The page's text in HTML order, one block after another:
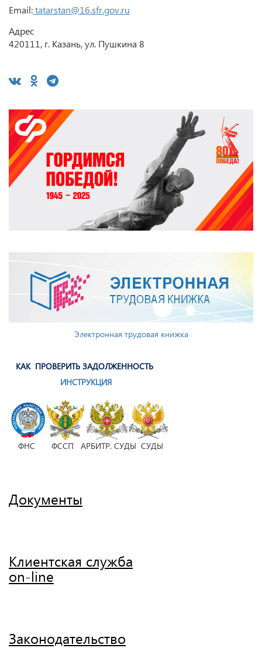
Email:tatarstan@16.sfr.gov.ru
Адрес
420111, г. Казань, ул. Пушкина 8
Электронная трудовая книжка
КАК ПРОВЕРИТЬ ЗАДОЛЖЕННОСТЬ
ИНСТРУКЦИЯ
ФНС ФССП АРБИТР. СУДЫ СУДЫ
Документы
Клиентская служба
on-line
Законодательство